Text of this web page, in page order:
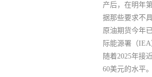
产后，在 明年
据那些要求不
原油期货今年
际能源署（
随着2025年接
60美元的水平。